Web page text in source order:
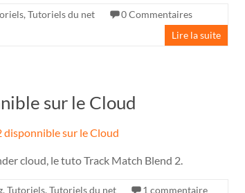
, Tutoriels du net
0 Commentaires
Lire la suite
sur le Cloud
cloud, le tuto Track Match Blend 2.
, Tutoriels, Tutoriels du net
1 commentaire